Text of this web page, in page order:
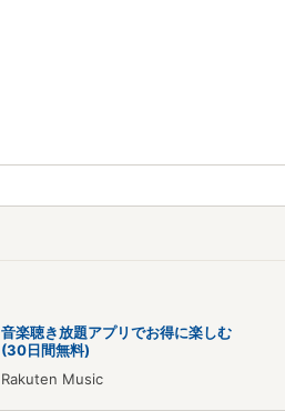
音楽聴き放題アプリでお得に楽しむ
(30日間無料)
Rakuten Music